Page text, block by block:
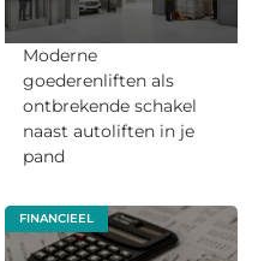
Moderne
goederenliften als
ontbrekende schakel
naast autoliften in je
pand
FINANCIEEL